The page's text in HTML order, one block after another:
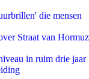
die mensen
Straat van Hormuz
in ruim drie jaar